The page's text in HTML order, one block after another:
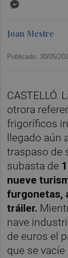
Joan Mestre
Publicado: 30/05/
CASTELLÓ.
otrora
frigoríficos
llegado aún
traspaso de
subasta de
nueve
furgonetas,
tráiler.
nave
de euros el
que se